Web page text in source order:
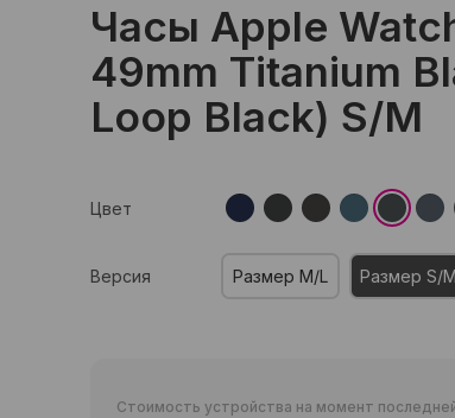
Часы Apple
49mm Titanium
Loop Black) S/M
Цвет
Версия Размер M/L Размер S/M
Стоимость устройства на момент